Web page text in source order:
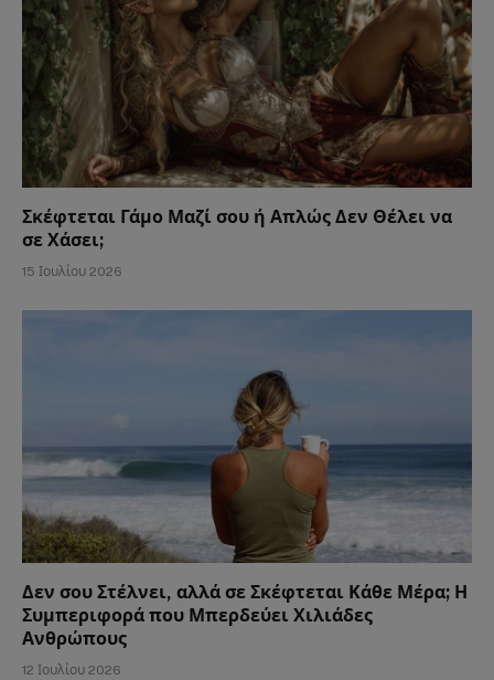
Σκέφτεται Γάμο Μαζί σου ή Απλώς Δεν Θέλει να
σε Χάσει;
15 Ιουλίου 2026
Δεν σου Στέλνει, αλλά σε Σκέφτεται Κάθε Μέρα; Η
Συμπεριφορά που Μπερδεύει Χιλιάδες
Ανθρώπους
12 Ιουλίου 2026